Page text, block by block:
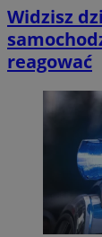
Widzisz
reagować